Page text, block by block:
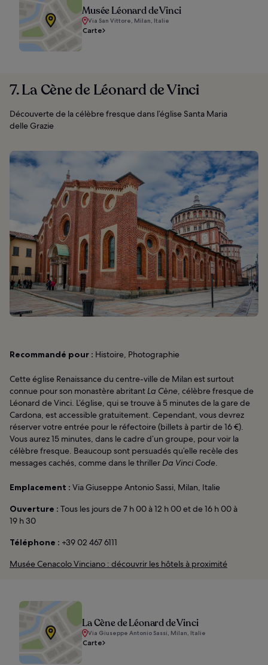
Musée Léonard de Vinci
Via San Vittore, Milan, Italie
Carte
7. La Cène de Léonard de Vinci
Découverte de la célèbre fresque dans l’église Santa Maria
delle Grazie
Recommandé pour : Histoire, Photographie
Cette église Renaissance du centre-ville de Milan est surtout
connue pour son monastère abritant La Cène, célèbre fresque de
Léonard de Vinci. L’église, qui se trouve à 5 minutes de la gare de
Cardona, est accessible gratuitement. Cependant, vous devrez
réserver votre entrée pour le réfectoire (billets à partir de 16 €).
Vous aurez 15 minutes, dans le cadre d’un groupe, pour voir la
célèbre fresque. Beaucoup sont persuadés qu’elle recèle des
messages cachés, comme dans le thriller Da Vinci Code.
Emplacement : Via Giuseppe Antonio Sassi, Milan, Italie
Ouverture : Tous les jours de 7 h 00 à 12 h 00 et de 16 h 00 à
19 h 30
Téléphone : +39 02 467 6111
Musée Cenacolo Vinciano : découvrir les hôtels à proximité
La Cène de Léonard de Vinci
Via Giuseppe Antonio Sassi, Milan, Italie
Carte